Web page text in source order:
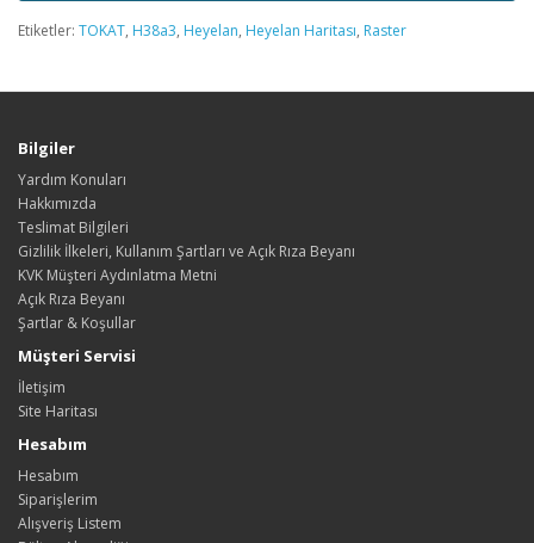
Etiketler: TOKAT, H38a3, Heyelan, Heyelan Haritası, Raster
Bilgiler
Yardım Konuları
Hakkımızda
Teslimat Bilgileri
Gizlilik İlkeleri, Kullanım Şartları ve Açık Rıza Beyanı
KVK Müşteri Aydınlatma Metni
Açık Rıza Beyanı
Şartlar & Koşullar
Müşteri Servisi
İletişim
Site Haritası
Hesabım
Hesabım
Siparişlerim
Alışveriş Listem